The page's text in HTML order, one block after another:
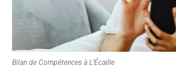
Bilan de Compétences à L’Écaille